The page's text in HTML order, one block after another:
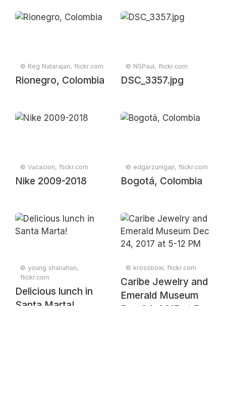
© Reg Natarajan, flickr.com
Rionegro, Colombia
© NSPaul, flickr.com
DSC_3357.jpg
© Vacacion, flickr.com
Nike 2009-2018
© edgarzunigajr, flickr.com
Bogotá, Colombia
© young shanahan,
flickr.com
Delicious lunch in
Santa Marta!
© krossbow, flickr.com
Caribe Jewelry and
Emerald Museum
Dec 24, 2017 at 5-